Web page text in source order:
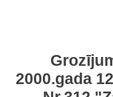
2000.gada